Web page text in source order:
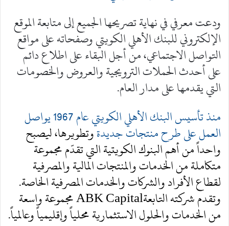
ودعت معرفي في نهاية تصريحها الجميع إلى متابعة الموقع
الإلكتروني للبنك الأهلي الكويتي وصفحاته على مواقع
التواصل الاجتماعي، من أجل البقاء على اطلاع دائم
على أحدث الحملات الترويجية والعروض والخصومات
التي يقدمها على مدار العام.
منذ تأسيس البنك الأهلي الكويتي عام 1967 يواصل
العمل على طرح منتجات جديدةوتطويرها، ليصبح
واحداً من أهم البنوك الكويتية التي تقدّم مجموعة
متكاملة من الخدمات والمنتجات المالية والمصرفية
لقطاع الأفراد والشركات والخدمات المصرفية الخاصة.
وتقدم شركته التابعةABK Capital مجموعة واسعة
من الخدمات والحلول الاستثمارية محلياً وإقليمياً وعالمياً.